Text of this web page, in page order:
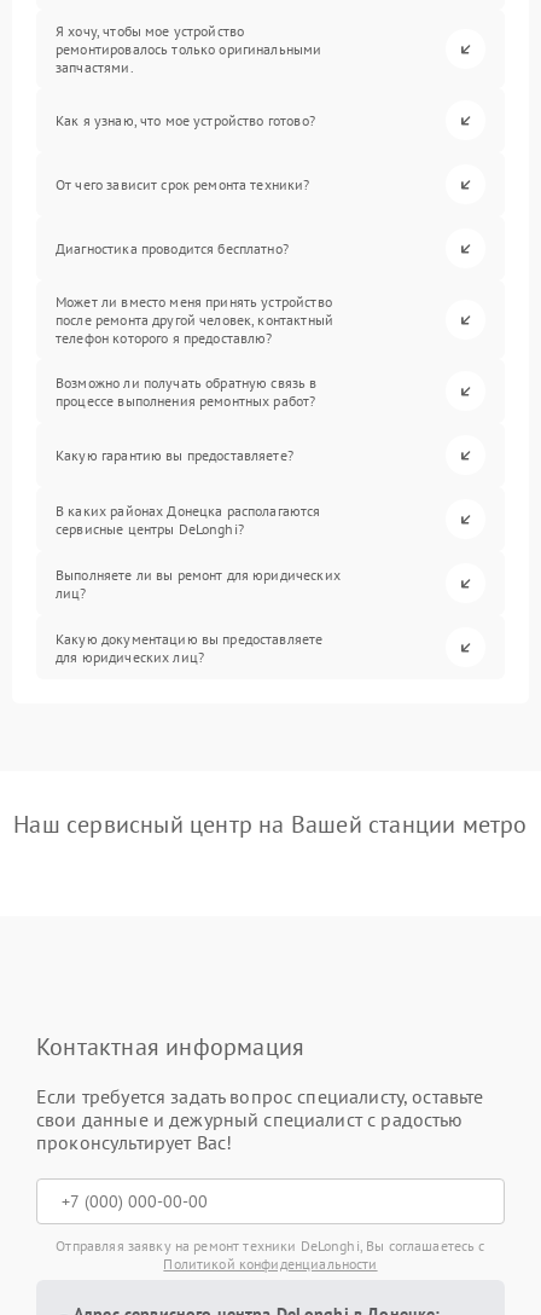
Я хочу, чтобы мое устройство
ремонтировалось только оригинальными
запчастями.
Как я узнаю, что мое устройство готово?
От чего зависит срок ремонта техники?
Диагностика проводится бесплатно?
Может ли вместо меня принять устройство
после ремонта другой человек, контактный
телефон которого я предоставлю?
Возможно ли получать обратную связь в
процессе выполнения ремонтных работ?
Какую гарантию вы предоставляете?
В каких районах Донецка располагаются
сервисные центры DeLonghi?
Выполняете ли вы ремонт для юридических
лиц?
Какую документацию вы предоставляете
для юридических лиц?
Наш сервисный центр на Вашей станции метро
Контактная информация
Если требуется задать вопрос специалисту, оставьте
свои данные и дежурный специалист с радостью
проконсультирует Вас!
Отправляя заявку на ремонт техники DeLonghi, Вы соглашаетесь с
Политикой конфиденциальности